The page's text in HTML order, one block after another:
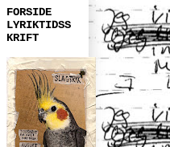
FORSIDE
LYRIKTIDSS
KRIFT